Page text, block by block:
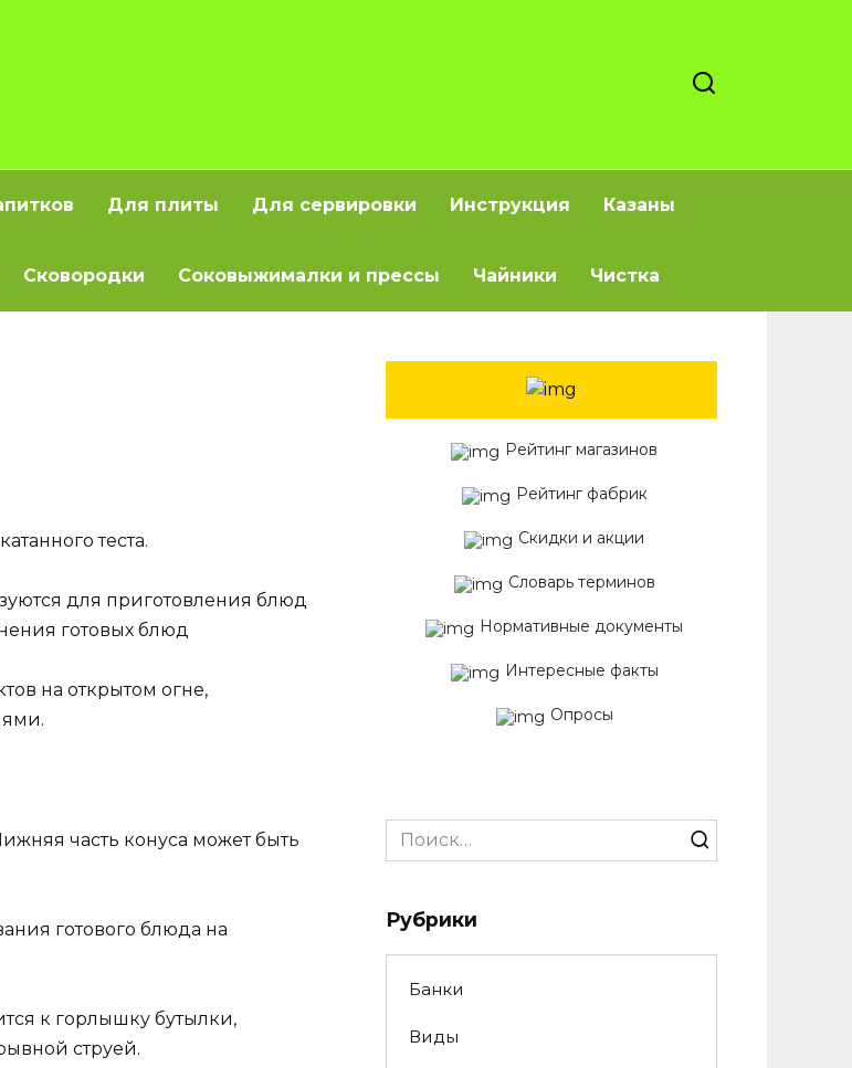
Для плиты Для сервировки Инструкция Казаны
Сковородки Соковыжималки и прессы Чайники Чистка
теста.
для приготовления блюд
готовых блюд
на открытом огне,
часть конуса может быть
готового блюда на
к горлышку бутылки,
струей.
Рейтинг магазинов
Рейтинг фабрик
Скидки и акции
Словарь терминов
Нормативные документы
Интересные факты
Опросы
Search
for:
Рубрики
Банки
Виды